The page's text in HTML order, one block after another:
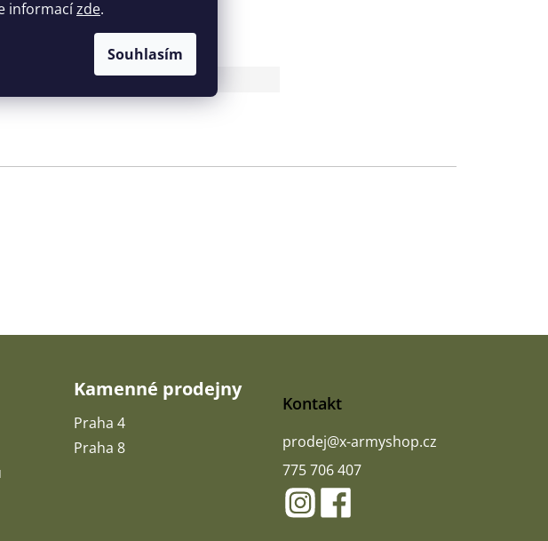
informacízde.
Souhlasím
parametry
8719298259381
Kamenné prodejny
Praha 4
Praha 8
Kontakt
prodej@x-armyshop.cz
775 706 407